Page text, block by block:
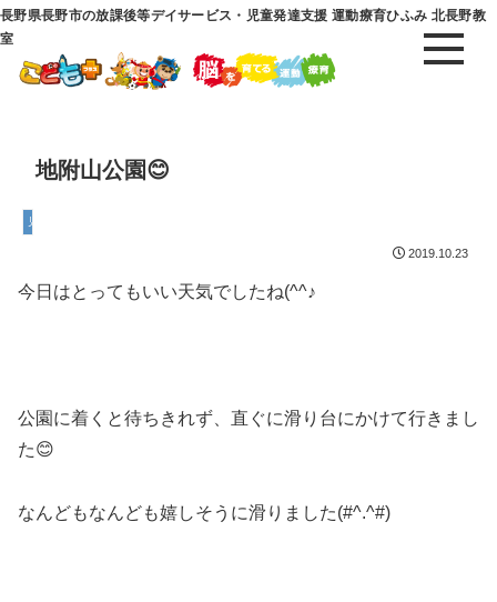
長野県長野市の放課後等デイサービス・児童発達支援 運動療育ひふみ 北長野教
室
地附山公園😊
児童発達支援
2019.10.23
今日はとってもいい天気でしたね(^^♪
公園に着くと待ちきれず、直ぐに滑り台にかけて行きまし
た😊
なんどもなんども嬉しそうに滑りました(#^.^#)